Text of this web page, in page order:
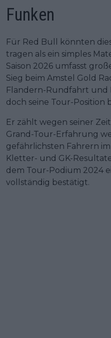
Funken
Für Red Bull könnten
tragen als ein simples
Saison 2026 umfasst
Sieg beim Amstel Gold
Flandern-Rundfahrt und
doch seine Tour-Position
Er zählt wegen seiner
Grand-Tour-Erfahrung
gefährlichsten Fahrern
Kletter- und GK-
dem Tour-Podium 2024
vollständig bestätigt.